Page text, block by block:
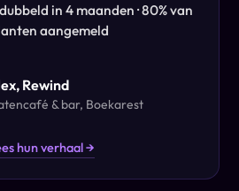
in 4 maanden · 80% van
aangemeld
Rewind
& bar, Boekarest
hun verhaal →